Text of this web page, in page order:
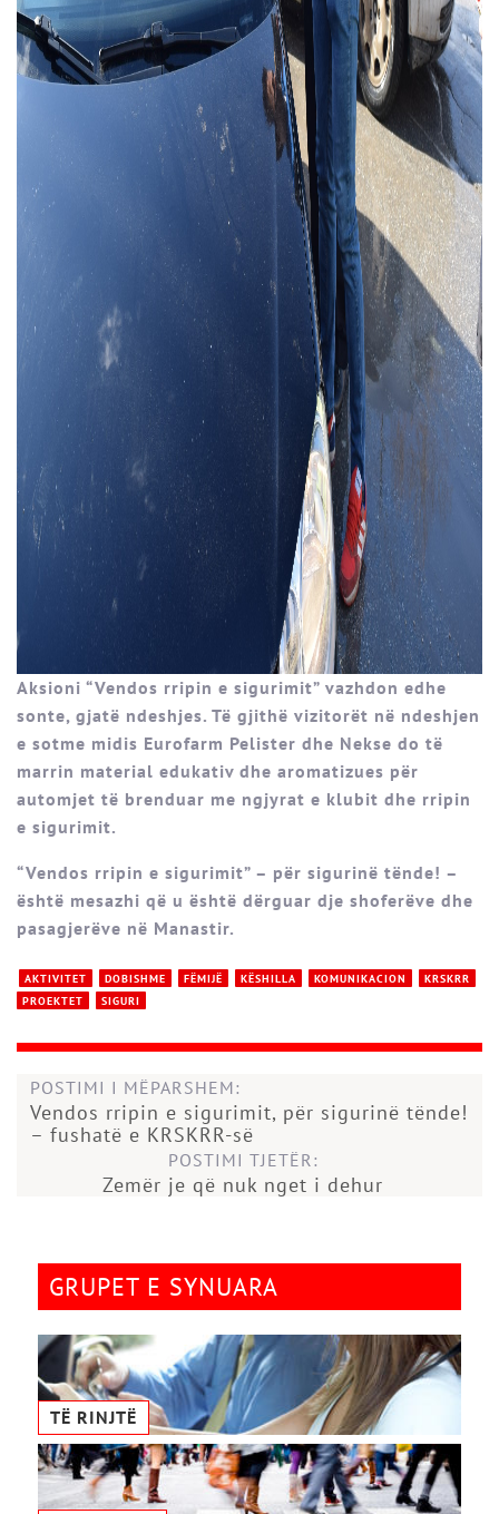
Aksioni “Vendos rripin e sigurimit” vazhdon edhe
sonte, gjatë ndeshjes. Të gjithë vizitorët në ndeshjen
e sotme midis Eurofarm Pelister dhe Nekse do të
marrin material edukativ dhe aromatizues për
automjet të brenduar me ngjyrat e klubit dhe rripin
e sigurimit.
“Vendos rripin e sigurimit” – për sigurinë tënde! –
është mesazhi që u është dërguar dje shoferëve dhe
pasagjerëve në Manastir.
AKTIVITET DOBISHME FËMIJË KËSHILLA KOMUNIKACION
KRSKRR
PROEKTET
SIGURI
POSTIMI I MËPARSHEM:
Vendos rripin e sigurimit, për sigurinë tënde!
– fushatë e KRSKRR-së
POSTIMI TJETËR:
Zemër je që nuk nget i dehur
GRUPET E SYNUARA
TË RINJTË